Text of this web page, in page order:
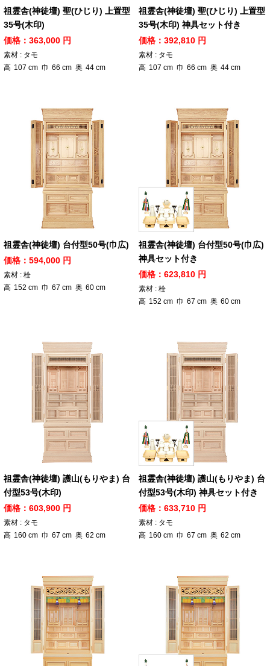
祖霊舎(神徒壇) 聖(ひじり) 上置型
35号(木印)
価格：363,000 円
素材 : タモ
高 107 cm 巾 66 cm 奥 44 cm
祖霊舎(神徒壇) 聖(ひじり) 上置型
35号(木印) 神具セット付き
価格：392,810 円
素材 : タモ
高 107 cm 巾 66 cm 奥 44 cm
祖霊舎(神徒壇) 台付型50号(巾広)
価格：594,000 円
素材 : 栓
高 152 cm 巾 67 cm 奥 60 cm
祖霊舎(神徒壇) 台付型50号(巾広)
神具セット付き
価格：623,810 円
素材 : 栓
高 152 cm 巾 67 cm 奥 60 cm
祖霊舎(神徒壇) 護山(もりやま) 台
付型53号(木印)
価格：603,900 円
素材 : タモ
高 160 cm 巾 67 cm 奥 62 cm
祖霊舎(神徒壇) 護山(もりやま) 台
付型53号(木印) 神具セット付き
価格：633,710 円
素材 : タモ
高 160 cm 巾 67 cm 奥 62 cm